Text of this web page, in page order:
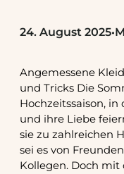
24. August 2025•
Angemessene
und Tricks Die
Hochzeitssaison, in
und ihre Liebe
sie zu zahlreichen
sei es von
Kollegen. Doch